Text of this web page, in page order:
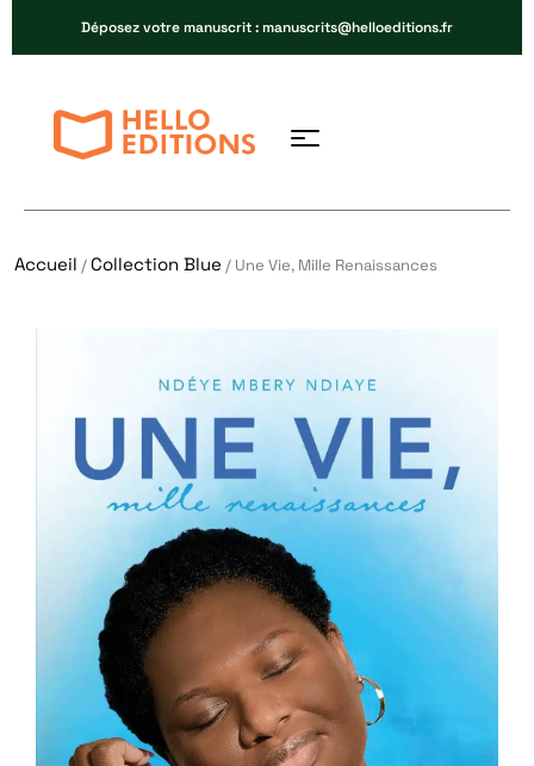
Déposez votre manuscrit : manuscrits@helloeditions.fr
Accueil /Collection Blue / Une Vie, Mille Renaissances